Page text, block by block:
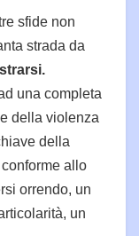
sfide non
strada da
una completa
della violenza
della
allo
orrendo, un
un